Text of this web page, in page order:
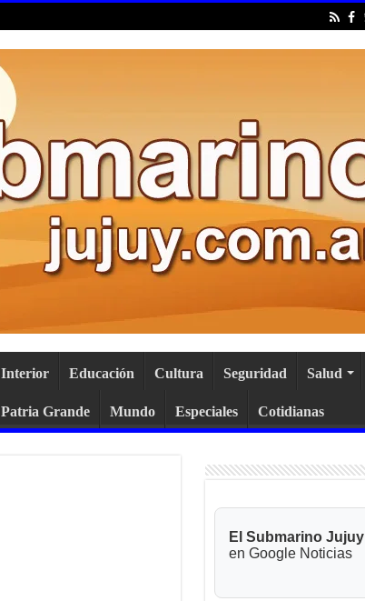
Interior Educación Cultura Seguridad Salud
Patria Grande Mundo Especiales Cotidianas
El Submarino Jujuy
en Google Noticias